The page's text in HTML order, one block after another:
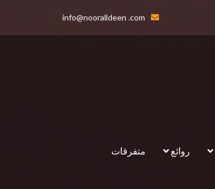
info@nooralldeen .com
روائع متفرقات